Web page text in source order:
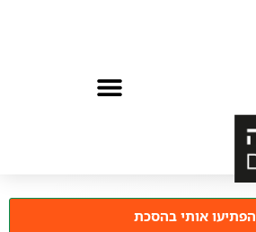
הפתיעו אותי בהסכת